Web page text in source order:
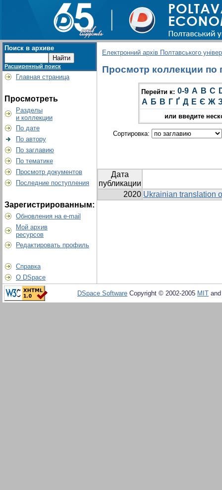
Поиск в архиве
Расширенный поиск
Главная страница
Просмотреть
Разделы
и коллекции
По дате
По автору
По заглавию
По тематике
Просмотр документов
Последние поступления
Зарегистрированным:
Обновления на e-mail
Мой архив
ресурсов
Редактировать профиль
Справка
О DSpace
Електронний архів Полтавського
Просмотр коллекции по
Перейти к: 0-9 A B C
А Б В Г Ґ Д Е Є Ж
или введите
Сортировка:
Дата
публикации
2020 Ukrainian translation
DSpace Software Copyright © 2002-2005 MIT